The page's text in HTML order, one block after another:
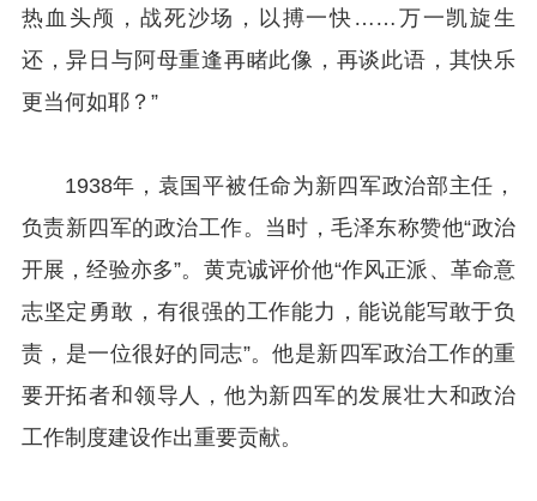
热血头颅，战死沙场，以搏一快……万一凯旋生
还，异日与阿母重逢再睹此像，再谈此语，其快乐
更当何如耶？”
1938年，袁国平被任命为新四军政治部主任，
负责新四军的政治工作。当时，毛泽东称赞他“政治
开展，经验亦多”。黄克诚评价他“作风正派、革命意
志坚定勇敢，有很强的工作能力，能说能写敢于负
责，是一位很好的同志”。他是新四军政治工作的重
要开拓者和领导人，他为新四军的发展壮大和政治
工作制度建设作出重要贡献。